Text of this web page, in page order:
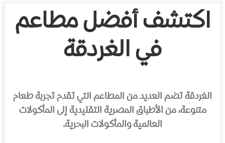
اكتشف أفضل مطاعم
في الغردقة
الغردقة تضم العديد من المطاعم التي تقدم تجربة طعام
متنوعة، من الأطباق المصرية التقليدية إلى المأكولات
العالمية والمأكولات البحرية.